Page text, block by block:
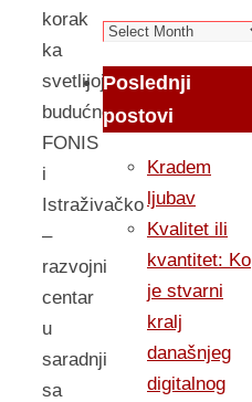
korak
ka
svetlijoj
budućnosti,
FONIS
i
Istraživačko
–
razvojni
centar
u
saradnji
sa
Arhiva
Poslednji
postovi
Kradem
ljubav
Kvalitet ili
kvantitet: Ko
je stvarni
kralj
današnjeg
digitalnog